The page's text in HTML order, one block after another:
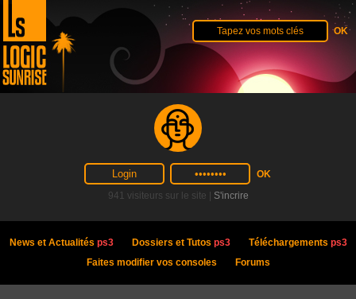
941 visiteurs sur le site | S'incrire
News et Actualités ps3 Dossiers et Tutos ps3 Téléchargements ps3
Faites modifier vos consoles
Forums